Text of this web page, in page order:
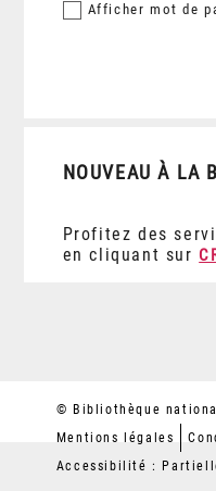
Afficher mot de
NOUVEAU À LA
Profitez des
en cliquant sur
© Bibliothèque
Mentions légales
Accessibilité :